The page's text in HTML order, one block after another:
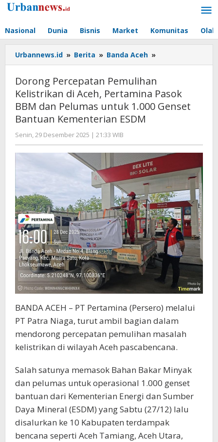
Lewati
Nasional Dunia Bisnis Market Komunitas
Urbannews.id » Berita » Banda Aceh »
Percepatan
di
Aceh,
dan
Pelumas
1.000
Genset
Bantuan
Kementerian
ESDM
Dorong Percepatan Pemulihan
Kelistrikan di Aceh, Pertamina Pasok
BBM dan Pelumas untuk 1.000 Genset
Bantuan Kementerian ESDM
Senin, 29 Desember 2025 | 21:33 WIB
Editor
BANDA ACEH – PT Pertamina (Persero) melalui
PT Patra Niaga, turut ambil bagian dalam
mendorong percepatan pemulihan masalah
kelistrikan di wilayah Aceh pascabencana.
Salah satunya memasok Bahan Bakar Minyak
dan pelumas untuk operasional 1.000 genset
bantuan dari Kementerian Energi dan Sumber
Daya Mineral (ESDM) yang Sabtu (27/12) lalu
disalurkan ke 10 Kabupaten terdampak
bencana seperti Aceh Tamiang, Aceh Utara,